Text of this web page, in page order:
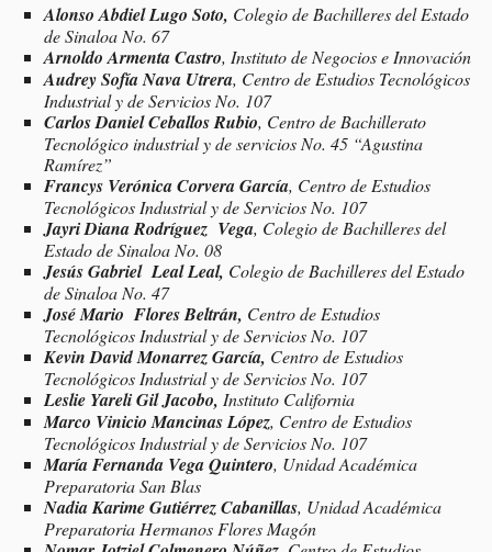
Alonso Abdiel Lugo Soto, Colegio de Bachilleres del Estado
de Sinaloa No. 67
Arnoldo Armenta Castro, Instituto de Negocios e Innovación
Audrey Sofía Nava Utrera, Centro de Estudios Tecnológicos
Industrial y de Servicios No. 107
Carlos Daniel Ceballos Rubio, Centro de Bachillerato
Tecnológico industrial y de servicios No. 45 “Agustina
Ramírez”
Francys Verónica Corvera García, Centro de Estudios
Tecnológicos Industrial y de Servicios No. 107
Jayri Diana Rodríguez Vega, Colegio de Bachilleres del
Estado de Sinaloa No. 08
Jesús Gabriel Leal Leal, Colegio de Bachilleres del Estado
de Sinaloa No. 47
José Mario Flores Beltrán, Centro de Estudios
Tecnológicos Industrial y de Servicios No. 107
Kevin David Monarrez García, Centro de Estudios
Tecnológicos Industrial y de Servicios No. 107
Leslie Yareli Gil Jacobo, Instituto California
Marco Vinicio Mancinas López, Centro de Estudios
Tecnológicos Industrial y de Servicios No. 107
María Fernanda Vega Quintero, Unidad Académica
Preparatoria San Blas
Nadia Karime Gutiérrez Cabanillas, Unidad Académica
Preparatoria Hermanos Flores Magón